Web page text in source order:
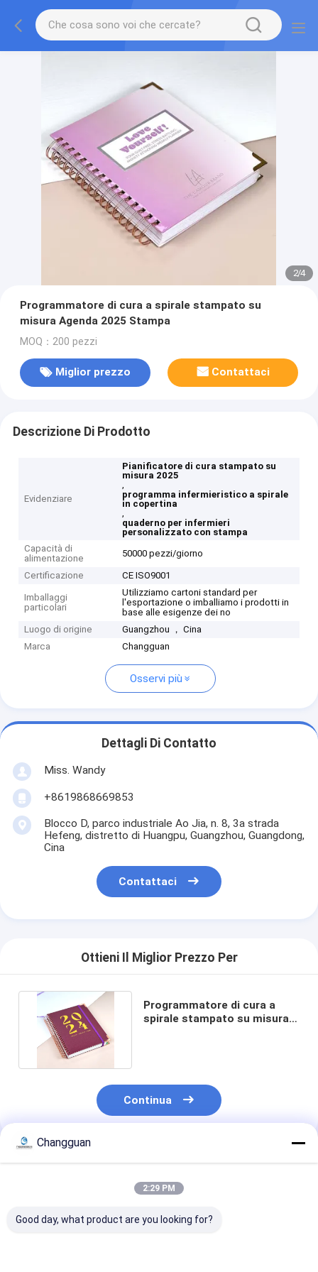
2/4
Programmatore di cura a spirale stampato su
misura Agenda 2025 Stampa
MOQ：200 pezzi
Miglior prezzo Contattaci
Descrizione Di Prodotto
Evidenziare
Pianificatore di cura stampato su
misura 2025
,
programma infermieristico a spirale
in copertina
,
quaderno per infermieri
personalizzato con stampa
Capacità di
alimentazione
50000 pezzi/giorno
Certificazione CE ISO9001
Imballaggi
particolari
Utilizziamo cartoni standard per
l'esportazione o imballiamo i prodotti in
base alle esigenze dei no
Luogo di origine
Guangzhou ， Cina
Marca
Changguan
Osservi più
Dettagli Di Contatto
Miss. Wandy
+8619868669853
Blocco D, parco industriale Ao Jia, n. 8, 3a strada
Hefeng, distretto di Huangpu, Guangzhou, Guangdong,
Cina
Contattaci
Ottieni Il Miglior Prezzo Per
Programmatore di cura a
spirale stampato su misura
Continua
Prodotti Raccomandati
Changguan
2:29 PM
Good day, what product are you looking for?